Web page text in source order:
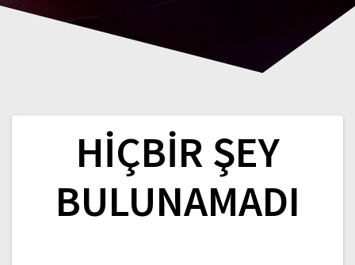
HIÇBIR ŞEY
BULUNAMADI